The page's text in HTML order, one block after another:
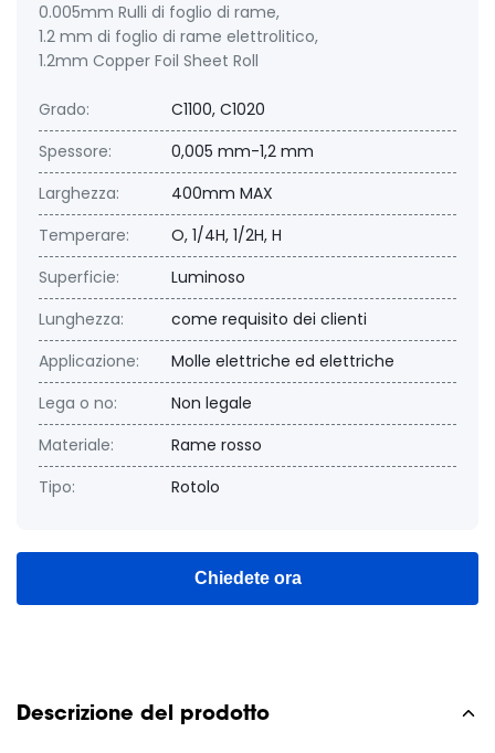
0.005mm Rulli di foglio di rame,
1.2 mm di foglio di rame elettrolitico,
1.2mm Copper Foil Sheet Roll
Grado:
C1100, C1020
Spessore:
0,005 mm-1,2 mm
Larghezza:
400mm MAX
Temperare:
O, 1/4H, 1/2H, H
Superficie:
Luminoso
Lunghezza:
come requisito dei clienti
Applicazione:
Molle elettriche ed elettriche
Lega o no:
Non legale
Materiale:
Rame rosso
Tipo:
Rotolo
Chiedete ora
Descrizione del prodotto